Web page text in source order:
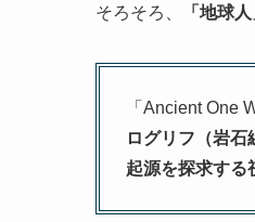
そろそろ、 「地球人
「Ancient One
ログリフ（岩
起源を探求する